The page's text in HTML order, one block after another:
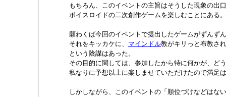
もちろん、このイベントの主旨はそうした現象の出
       ボイスロイドの二次創作ゲームを楽しむことにある。
願わくば今回のイベントで提出したゲームがずんず
       それをキッカケに、
マインドル教がキリっと布教さ
       という陰謀はあった。
その目的に関しては、参加したから特に何かが、ど
私なりに予想以上に楽しませていただけたので満足
しかしながら、このイベントの「順位づけなどはな